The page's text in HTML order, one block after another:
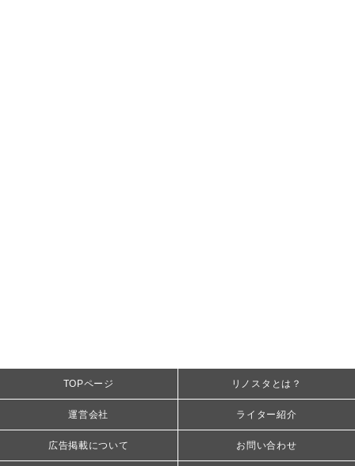
TOPページ リノスタとは？
運営会社 ライター紹介
広告掲載について お問い合わせ